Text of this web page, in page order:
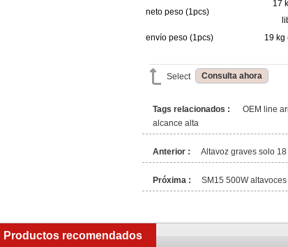
neto peso (1pcs)
17
envío peso (1pcs) 19 kg
Select Consulta ahora
Tags relacionados : OEM line
alcance alta
Anterior : Altavoz graves solo
Próxima : SM15 500W
Productos recomendados